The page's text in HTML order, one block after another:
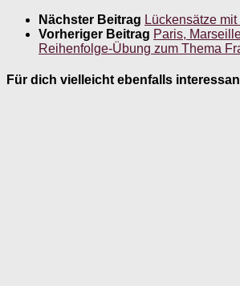
Nächster Beitrag Lückensätze
Vorheriger Beitrag Paris,
Reihenfolge-Übung zum Thema
Für dich vielleicht ebenfalls